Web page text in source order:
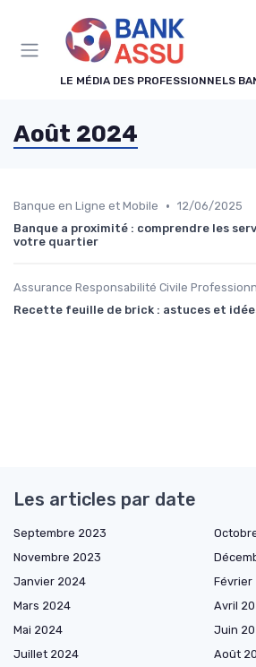
LE MÉDIA DES PROFESSIONNELS
Août 2024
Banque en Ligne et Mobile • 12/06/2025
Banque a proximité : comprendre les
votre quartier
Assurance Responsabilité Civile
Recette feuille de brick : astuces et
Les articles par date
Septembre 2023
Novembre 2023
Janvier 2024
Février
Mars 2024
Avril
Mai 2024
Juin
Juillet 2024
Août